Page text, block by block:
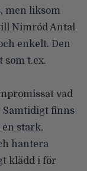
men liksom
Nimród Antal
enkelt. Den
t.ex.
vad
Samtidigt finns
stark,
hantera
klädd i för